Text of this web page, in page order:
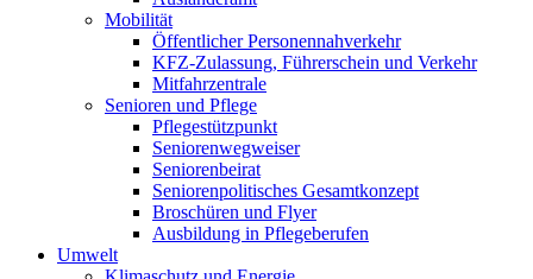
Mobilität
Öffentlicher Personennahverkehr
KFZ-Zulassung, Führerschein und Verkehr
Mitfahrzentrale
Senioren und Pflege
Pflegestützpunkt
Seniorenwegweiser
Seniorenbeirat
Seniorenpolitisches Gesamtkonzept
Broschüren und Flyer
Ausbildung in Pflegeberufen
Umwelt